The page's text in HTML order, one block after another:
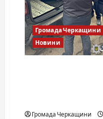
Громада Черкащини
Новини
Громада Черкащини